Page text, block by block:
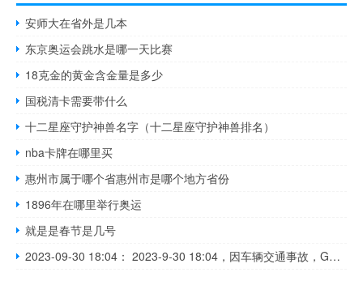
安师大在省外是几本
东京奥运会跳水是哪一天比赛
18克金的黄金含金量是多少
国税清卡需要带什么
十二星座守护神兽名字（十二星座守护神兽排名）
nba卡牌在哪里买
惠州市属于哪个省惠州市是哪个地方省份
1896年在哪里举行奥运
就是是春节是几号
2023-09-30 18:04： 2023-9-30 18:04，因车辆交通事故，G0121京秦高速驶往北京方向K83+300处（孟家楼收费站到东赵各庄互通立交之间）占用第2行车道、第3行车道和应急车道。 ​​​